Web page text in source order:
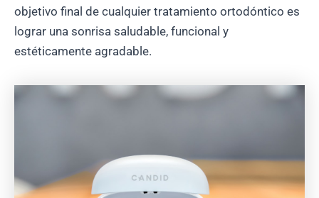
objetivo final de cualquier tratamiento ortodóntico es
lograr una sonrisa saludable, funcional y
estéticamente agradable.